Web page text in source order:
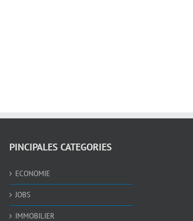
PINCIPALES CATEGORIES
ECONOMIE
JOBS
IMMOBILIER